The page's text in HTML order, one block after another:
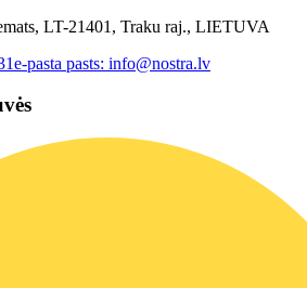
LT-21401, Traku raj., LIETUVA
e-pasta pasts: info@nostra.lv